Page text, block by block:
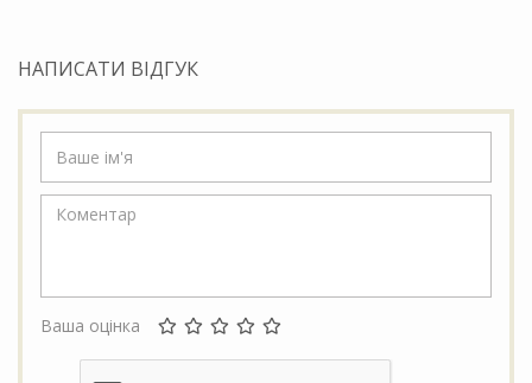
НАПИСАТИ ВІДГУК
Ваша оцінка